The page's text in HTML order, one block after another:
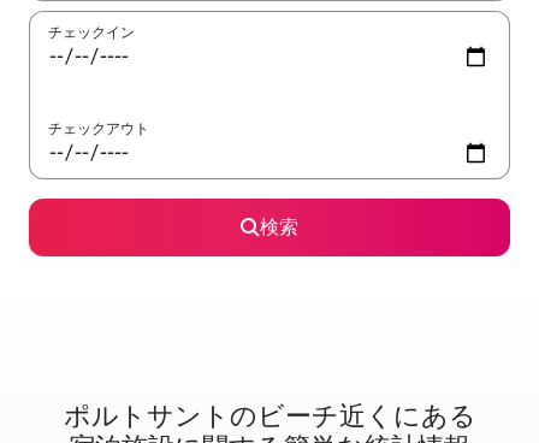
チェックイン
チェックアウト
検索
ポルトサントのビ⁠ー⁠チ⁠近⁠く⁠に⁠あ⁠る